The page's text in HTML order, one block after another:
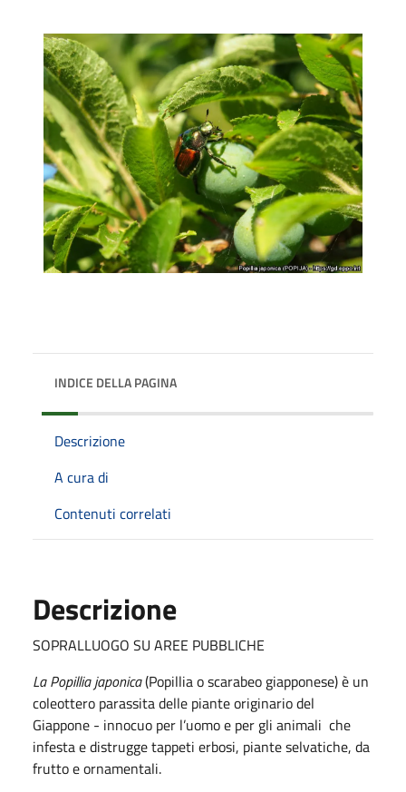
INDICE DELLA PAGINA
Descrizione
A cura di
Contenuti correlati
Descrizione
SOPRALLUOGO SU AREE PUBBLICHE
La Popillia japonica(Popillia o scarabeo giapponese) è un
coleottero parassita delle piante originario del
Giappone - innocuo per l’uomo e per gli animali che
infesta e distrugge tappeti erbosi, piante selvatiche, da
frutto e ornamentali.